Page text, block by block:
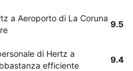
a Aeroporto di La Coruna
9.5
di Hertz a
efficiente
9.4